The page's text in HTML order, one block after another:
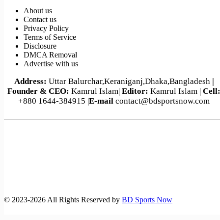
About us
Contact us
Privacy Policy
Terms of Service
Disclosure
DMCA Removal
Advertise with us
Address: Uttar Balurchar,Keraniganj,Dhaka,Bangladesh |
Founder & CEO: Kamrul Islam| Editor: Kamrul Islam | Cell:
+880 1644-384915 |E-mail contact@bdsportsnow.com
©️ 2023-2026 All Rights Reserved by BD Sports Now